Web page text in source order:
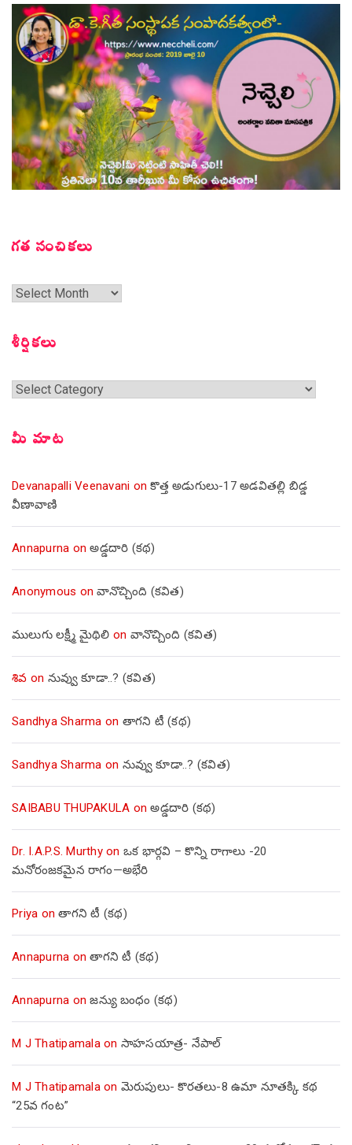
గత సంచికలు
గత
శీర్షికలు
శీర్షికలు
మీ మాట
Devanapalli Veenavani onకొత్త అడుగులు-17 అడవితల్లి బిడ్డ
వీణావాణి
Annapurna onఅడ్డదారి (కథ)
Anonymous onవానొచ్చింది (కవిత)
ములుగు లక్ష్మీ మైథిలి on వానొచ్చింది (కవిత)
శివ on నువ్వు కూడా..? (కవిత)
Sandhya Sharma on తాగని టీ (కథ)
Sandhya Sharma on నువ్వు కూడా..? (కవిత)
SAIBABU THUPAKULA onఅడ్డదారి (కథ)
Dr. I.A.P.S. Murthyon ఒక భార్గవి – కొన్ని రాగాలు -20
మనోరంజకమైన రాగం—అభేరి
Priya onతాగని టీ (కథ)
Annapurna onతాగని టీ (కథ)
Annapurna onజన్యు బంధం (కథ)
M J Thatipamalaon సాహసయాత్ర- నేపాల్‌
M J Thatipamalaon మెరుపులు- కొరతలు-8 ఉమా నూతక్కి కథ
“25వ గంట”